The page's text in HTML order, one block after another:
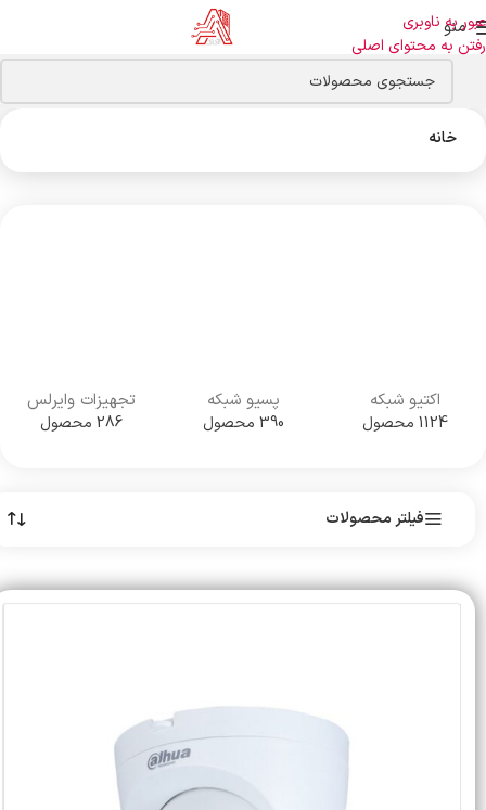
عبور به ناوبری
رفتن به محتوای اصلی
منو
خانه
اکتیو شبکه
1124 محصول
پسیو شبکه
390 محصول
تجهیزات وایرلس
286 محصول
فیلتر محصولات